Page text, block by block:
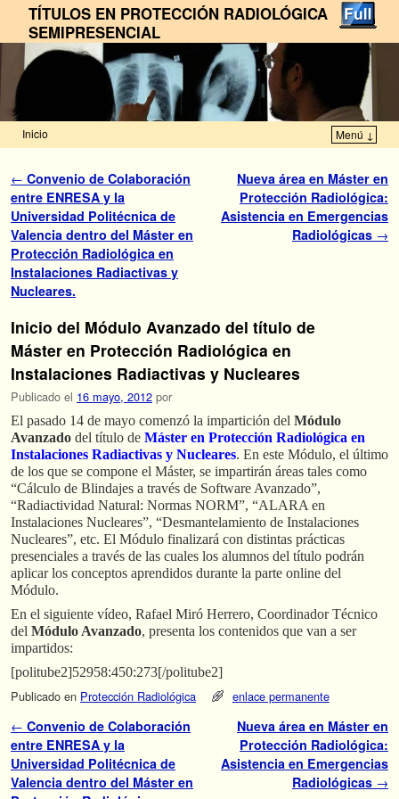
TÍTULOS EN PROTECCIÓN RADIOLÓGICA
SEMIPRESENCIAL
Inicio Menú ↓
Navegador de artículos
← Convenio de Colaboración
entre ENRESA y la
Universidad Politécnica de
Valencia dentro del Máster en
Protección Radiológica en
Instalaciones Radiactivas y
Nucleares.
Nueva área en Máster en
Protección Radiológica:
Asistencia en Emergencias
Radiológicas →
Inicio del Módulo Avanzado del título de
Máster en Protección Radiológica en
Instalaciones Radiactivas y Nucleares
Publicado el 16 mayo, 2012 por
El pasado 14 de mayo comenzó la impartición del Módulo
Avanzado del título de Máster en Protección Radiológica en
Instalaciones Radiactivas y Nucleares. En este Módulo, el último
de los que se compone el Máster, se impartirán áreas tales como
“Cálculo de Blindajes a través de Software Avanzado”,
“Radiactividad Natural: Normas NORM”, “ALARA en
Instalaciones Nucleares”, “Desmantelamiento de Instalaciones
Nucleares”, etc. El Módulo finalizará con distintas prácticas
presenciales a través de las cuales los alumnos del título podrán
aplicar los conceptos aprendidos durante la parte online del
Módulo.
En el siguiente vídeo, Rafael Miró Herrero, Coordinador Técnico
del Módulo Avanzado, presenta los contenidos que van a ser
impartidos:
[politube2]52958:450:273[/politube2]
Publicado en Protección Radiológica enlace permanente
Navegador de artículos
← Convenio de Colaboración
entre ENRESA y la
Universidad Politécnica de
Valencia dentro del Máster en
Nueva área en Máster en
Protección Radiológica:
Asistencia en Emergencias
Radiológicas →